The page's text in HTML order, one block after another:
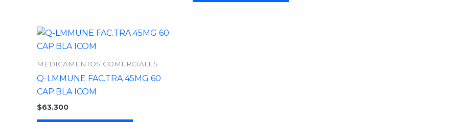
MEDICAMENTOS COMERCIALES
Q-LMMUNE FAC.TRA.45MG 60
CAP.BLA ICOM
$63.300